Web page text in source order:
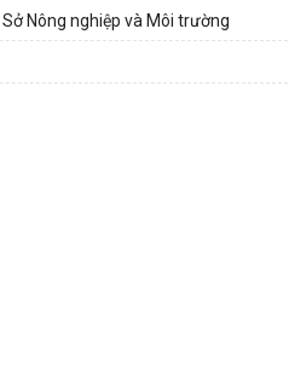
Nông nghiệp và Môi trường